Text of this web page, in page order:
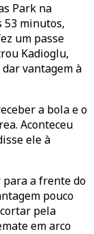
Park na
53 minutos,
um passe
Kadioglu,
vantagem à
a bola e o
Aconteceu
ele à
para a frente do
pouco
pela
em arco